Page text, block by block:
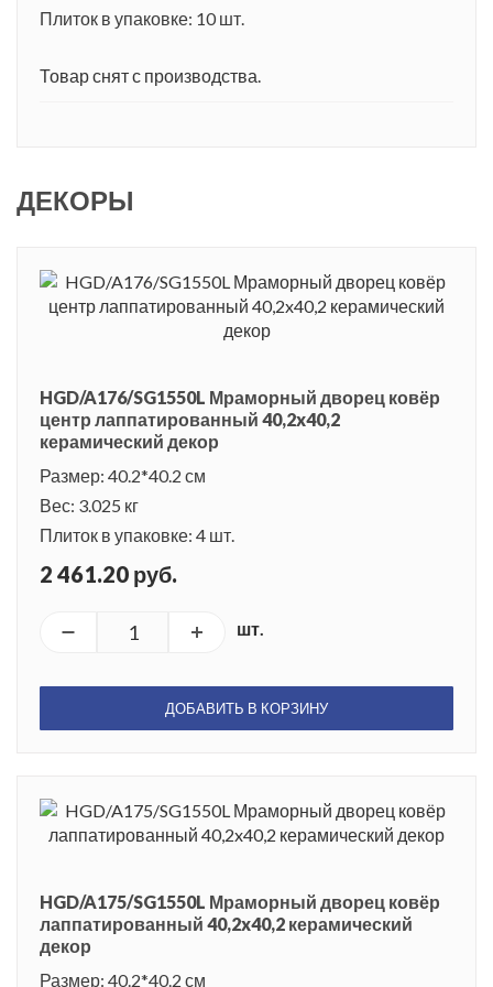
Плиток в упаковке: 10 шт.
Товар снят с производства.
ДЕКОРЫ
HGD/A176/SG1550L Мраморный дворец ковёр
центр лаппатированный 40,2x40,2
керамический декор
Размер: 40.2*40.2 см
Вес: 3.025 кг
Плиток в упаковке: 4 шт.
2 461.20 руб.
шт.
ДОБАВИТЬ В КОРЗИНУ
HGD/A175/SG1550L Мраморный дворец ковёр
лаппатированный 40,2x40,2 керамический
декор
Размер: 40.2*40.2 см